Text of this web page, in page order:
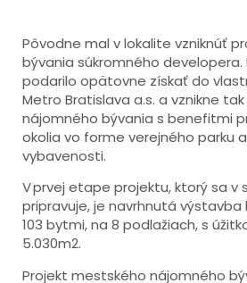
Pôvodne mal v lokalite vzniknúť
bývania súkromného developera.
podarilo opätovne získať do
Metro Bratislava a.s. a vznikne
nájomného bývania s benefitmi
okolia vo forme verejného parku
vybavenosti.
V prvej etape projektu, ktorý sa v
pripravuje, je navrhnutá
103 bytmi, na 8 podlažiach, s
5.030m2.
Projekt mestského nájomného